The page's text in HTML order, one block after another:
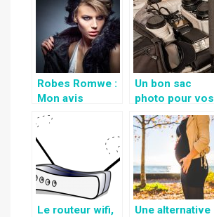
Robes Romwe :
Mon avis
Un bon sac
photo pour vos
prochaines
vacances
Le routeur wifi,
Une alternative